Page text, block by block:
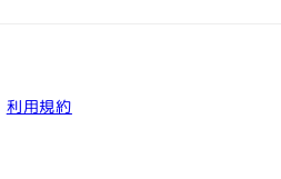
利用規約